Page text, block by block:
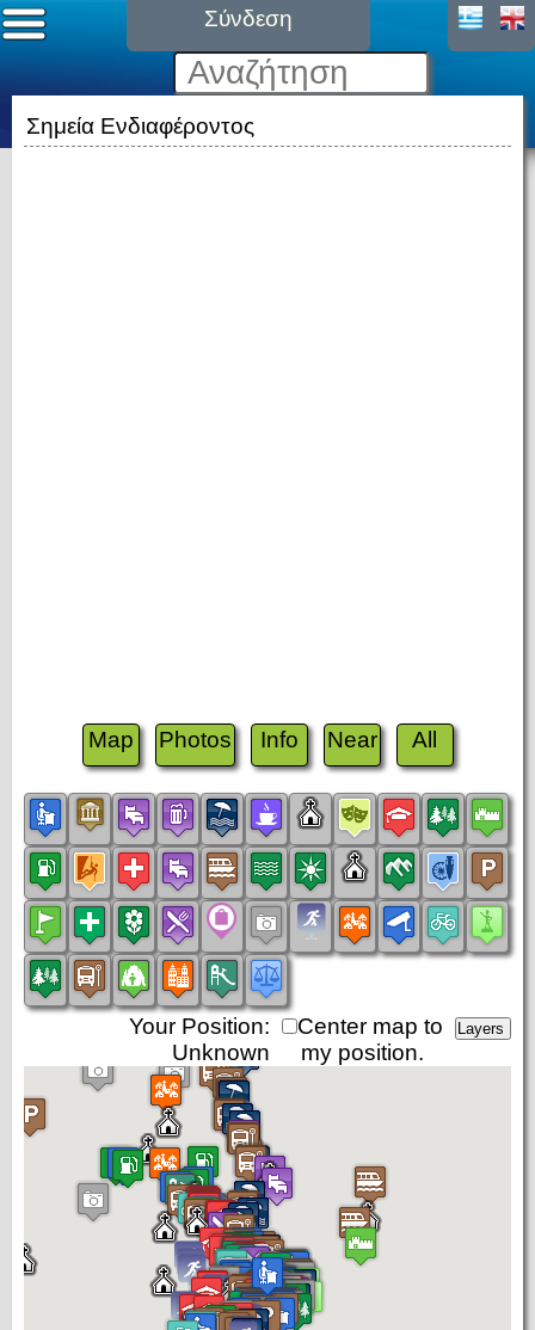
Σύνδεση
Σημεία Ενδιαφέροντος
Map Photos Info Near All
Center map to
my position.
Your Position:
Unknown